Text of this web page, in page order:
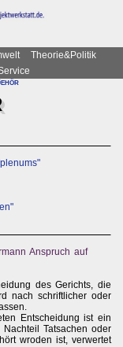
Theorie&Politik
Anspruch auf
des Gerichts, die
nach schriftlicher oder
Entscheidung ist ein
Tatsachen oder
wroden ist, verwertet